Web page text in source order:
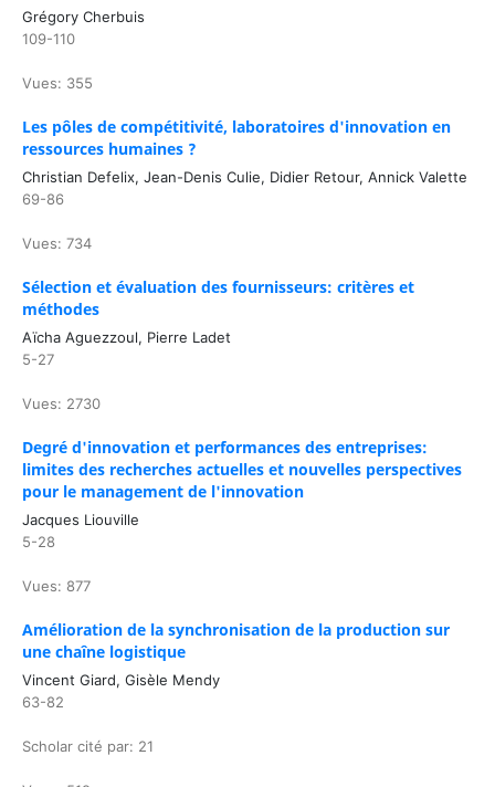
Grégory Cherbuis
109-110
Vues: 355
Les pôles de compétitivité, laboratoires d'innovation en
ressources humaines ?
Christian Defelix, Jean-Denis Culie, Didier Retour, Annick Valette
69-86
Vues: 734
Sélection et évaluation des fournisseurs: critères et
méthodes
Aïcha Aguezzoul, Pierre Ladet
5-27
Vues: 2730
Degré d'innovation et performances des entreprises:
limites des recherches actuelles et nouvelles perspectives
pour le management de l'innovation
Jacques Liouville
5-28
Vues: 877
Amélioration de la synchronisation de la production sur
une chaîne logistique
Vincent Giard, Gisèle Mendy
63-82
Scholar cité par: 21